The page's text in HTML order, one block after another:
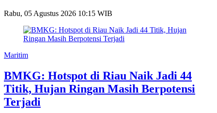
Rabu, 05 Agustus 2026 10:15 WIB
Maritim
BMKG: Hotspot di Riau Naik Jadi 44
Titik, Hujan Ringan Masih Berpotensi
Terjadi